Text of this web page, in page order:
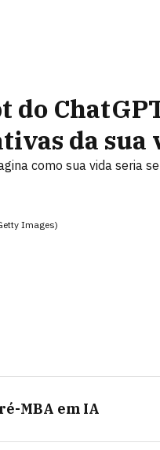
do
da sua
como sua vida seria
Images)
MBA em IA